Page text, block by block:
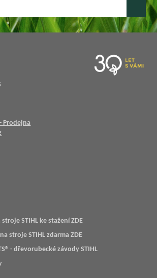
Prodejna
STIHL ke stažení ZDE
stroje STIHL zdarma ZDE
- dřevorubecké závody STIHL